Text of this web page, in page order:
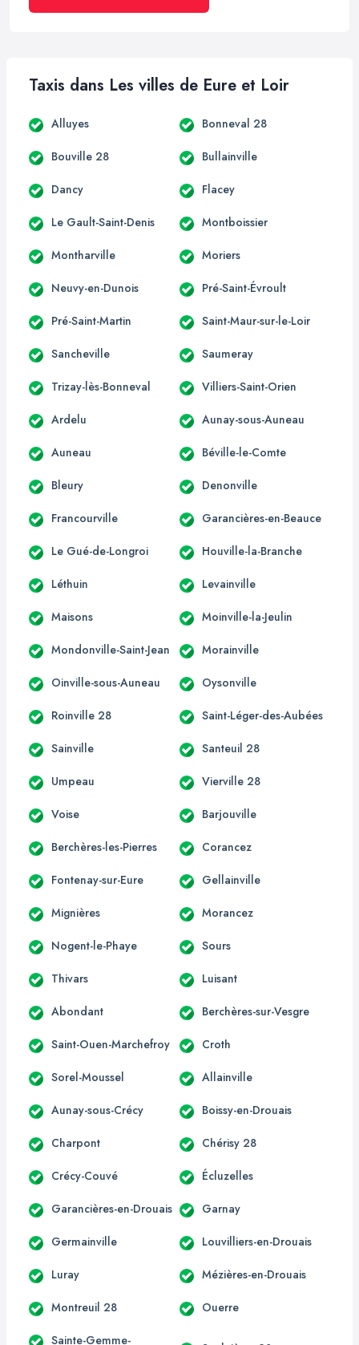
Taxis dans Les villes de Eure et Loir
Alluyes Bonneval 28
Bouville 28 Bullainville
Dancy Flacey
Le Gault-Saint-Denis Montboissier
Montharville Moriers
Neuvy-en-Dunois Pré-Saint-Évroult
Pré-Saint-Martin Saint-Maur-sur-le-Loir
Sancheville Saumeray
Trizay-lès-Bonneval Villiers-Saint-Orien
Ardelu Aunay-sous-Auneau
Auneau Béville-le-Comte
Bleury Denonville
Francourville Garancières-en-Beauce
Le Gué-de-Longroi Houville-la-Branche
Léthuin Levainville
Maisons Moinville-la-Jeulin
Mondonville-Saint-Jean Morainville
Oinville-sous-Auneau Oysonville
Roinville 28 Saint-Léger-des-Aubées
Sainville Santeuil 28
Umpeau Vierville 28
Voise Barjouville
Berchères-les-Pierres Corancez
Fontenay-sur-Eure Gellainville
Mignières Morancez
Nogent-le-Phaye Sours
Thivars Luisant
Abondant Berchères-sur-Vesgre
Saint-Ouen-Marchefroy Croth
Sorel-Moussel Allainville
Aunay-sous-Crécy Boissy-en-Drouais
Charpont Chérisy 28
Crécy-Couvé Écluzelles
Garancières-en-Drouais Garnay
Germainville Louvilliers-en-Drouais
Luray Mézières-en-Drouais
Montreuil 28 Ouerre
Sainte-Gemme-